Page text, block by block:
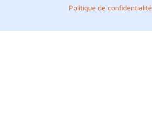
Politique de confidentialité